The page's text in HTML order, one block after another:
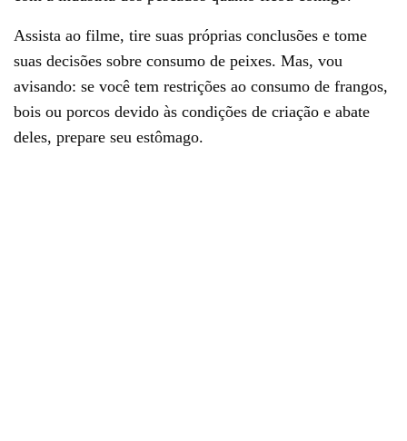
Assista ao filme, tire suas próprias conclusões e tome
suas decisões sobre consumo de peixes. Mas, vou
avisando: se você tem restrições ao consumo de frangos,
bois ou porcos devido às condições de criação e abate
deles, prepare seu estômago.